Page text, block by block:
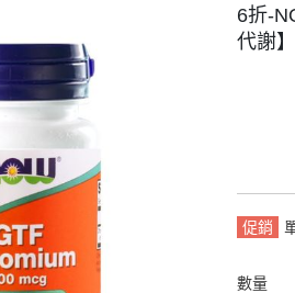
環好舒暢
活力好旺盛
整好體質
雪亮反應好
鬆跑跳碰
後補養
外食族 Go均衡
銀髮族 Go健康
素食族 Go安心
6折-
代謝】
促銷
數量